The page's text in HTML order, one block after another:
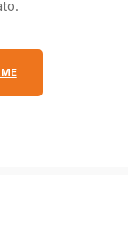
: INFOGRAFÍA